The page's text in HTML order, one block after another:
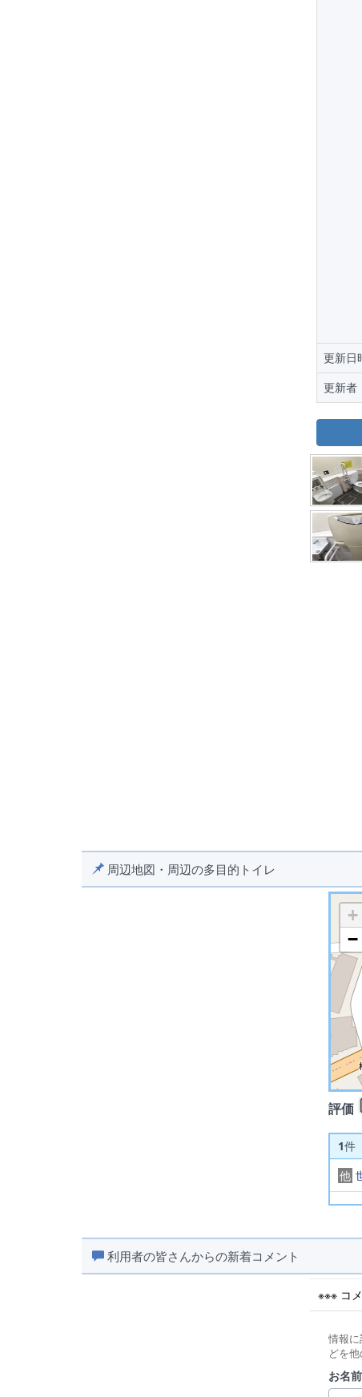
更新日
更新者
周辺地図・周辺の多目的トイレ
+
−
評価
1件
他
利用者の皆さんからの新着コメント
※※※ コ
情報
どを
お名